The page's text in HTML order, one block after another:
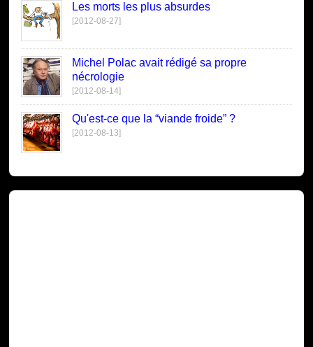
Les morts les plus absurdes
[2012-08-27]
Michel Polac avait rédigé sa propre
nécrologie
[2012-08-14]
Qu'est-ce que la “viande froide” ?
[2012-08-13]